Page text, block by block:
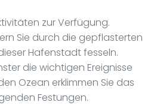
zur Verfügung.
Sie durch die gepflasterten
Hafenstadt fesseln.
die wichtigen Ereignisse
Ozean erklimmen Sie das
Festungen.